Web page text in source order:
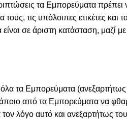
τα Εμπορεύματα
τους, τις υπόλοιπες
σε άριστη κατάσταση,
τα Εμπορεύματα
από τα Εμπορεύματα να
λόγο αυτό και ανεξαρτήτως